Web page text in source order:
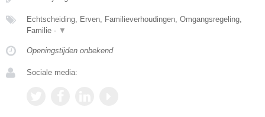
Echtscheiding, Erven, Familieverhoudingen, Omgangsregeling,
Familie - ▼
Openingstijden onbekend
Sociale media: